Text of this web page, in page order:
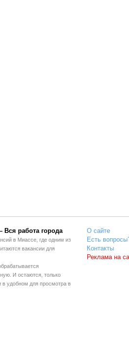
работа города
в Миассе, где одним из
вакансии для
И остаются, только
удобном для просмотра в
О сайте
Есть
Контакты
Реклама на